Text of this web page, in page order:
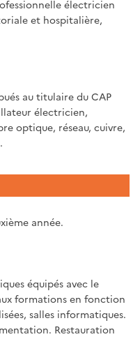
électricien
et hospitalière,
au titulaire du CAP
électricien,
optique, réseau, cuivre,
année.
équipés avec le
formations en fonction
salles informatiques.
Restauration